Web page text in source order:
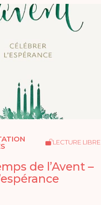
LECTURE LIBRE
de l’Avent –